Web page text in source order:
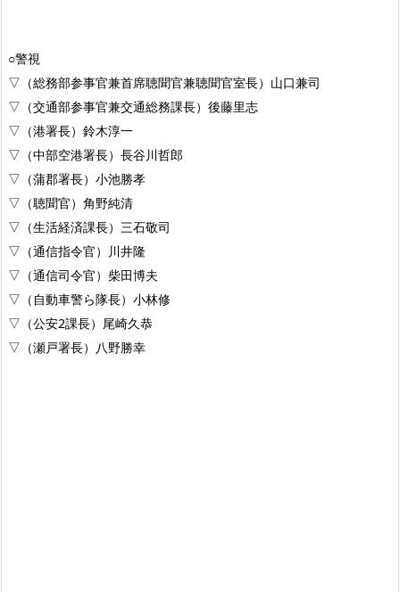
○警視
▽（総務部参事官兼首席聴聞官兼聴聞官室長）山口兼司
▽（交通部参事官兼交通総務課長）後藤里志
▽（港署長）鈴木淳一
▽（中部空港署長）長谷川哲郎
▽（蒲郡署長）小池勝孝
▽（聴聞官）角野純清
▽（生活経済課長）三石敬司
▽（通信指令官）川井隆
▽（通信司令官）柴田博夫
▽（自動車警ら隊長）小林修
▽（公安2課長）尾崎久恭
▽（瀬戸署長）八野勝幸